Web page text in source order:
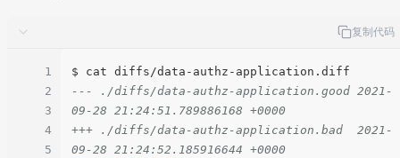
复制代码
1
2
3
4
5
--- ./diffs/data-authz-application.good 2021-
09-28 21:24:51.789886168 +0000
+++ ./diffs/data-authz-application.bad  2021-
09-28 21:24:52.185916644 +0000